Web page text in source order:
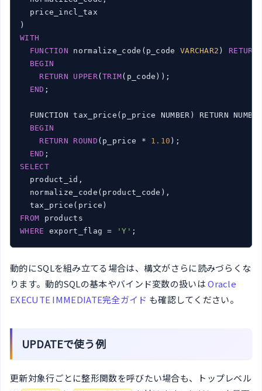
  price_incl_tax
WITH
FUNCTION normalize_code(p_code VARCHAR2 ) RETURN
BEGIN
RETURN
UPPER (TRIM(p_code));
END ;
FUNCTION tax_price(p_price NUMBER) RETURN
BEGIN
RETURN
ROUND (p_price * 1.10 );
END
SELECT
  product_id,
  normalize_code(product_code),
FROM
WHERE export_flag = 'Y' ;
動的にSQLを組み立てる場合は、構文がさらに読みづらくな
ります。動的SQLの基本やバインド変数の扱いはOracle
EXECUTE IMMEDIATE完全ガイド も確認してください。
UPDATEで使う例
更新対象行ごとに整形関数を呼びたい場合も、トップレベル